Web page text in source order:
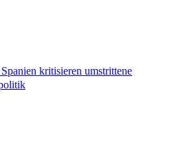
kritisieren umstrittene